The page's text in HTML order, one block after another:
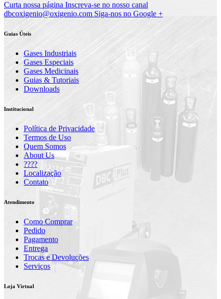
Curta nossa página Inscreva-se no nosso canal
dbcoxigenio@oxigenio.com Siga-nos no Google +
Guias Úteis
Gases Industriais
Gases Especiais
Gases Medicinais
Guias & Tutoriais
Downloads
Institucional
Política de Privacidade
Termos de Uso
Quem Somos
About Us
????
Localização
Contato
Atendimento
Como Comprar
Pedido
Pagamento
Entrega
Trocas e Devoluções
Serviços
Loja Virtual